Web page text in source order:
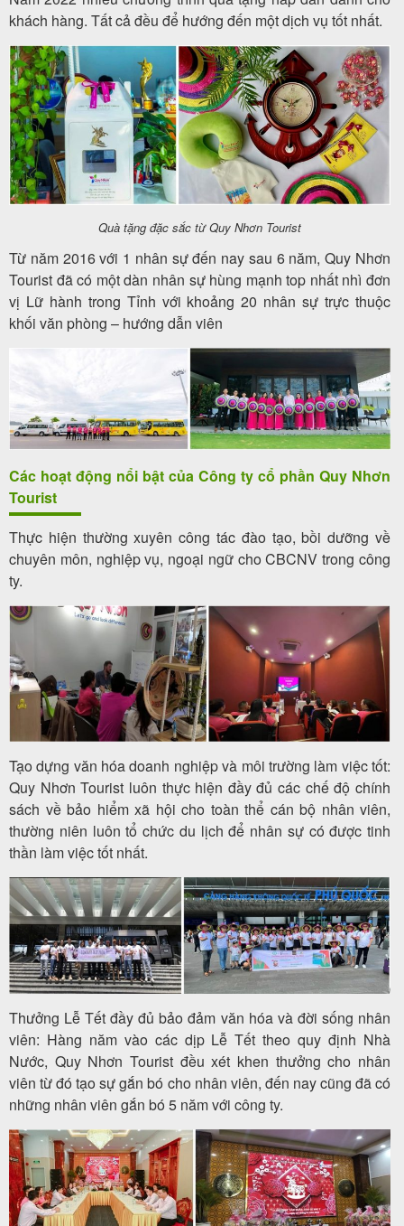
khách hàng. Tất cả đều để hướng đến một dịch vụ tốt nhất.
Quà tặng đặc sắc từ Quy Nhơn Tourist
Từ năm 2016 với 1 nhân sự đến nay sau 6 năm, Quy Nhơn
Tourist đã có một dàn nhân sự hùng mạnh top nhất nhì đơn
vị Lữ hành trong Tỉnh với khoảng 20 nhân sự trực thuộc
khối văn phòng – hướng dẫn viên
Các hoạt động nổi bật của Công ty cổ phần Quy Nhơn
Tourist
Thực hiện thường xuyên công tác đào tạo, bồi dưỡng về
chuyên môn, nghiệp vụ, ngoại ngữ cho CBCNV trong công
ty.
Tạo dựng văn hóa doanh nghiệp và môi trường làm việc tốt:
Quy Nhơn Tourist luôn thực hiện đầy đủ các chế độ chính
sách về bảo hiểm xã hội cho toàn thể cán bộ nhân viên,
thường niên luôn tổ chức du lịch để nhân sự có được tinh
thần làm việc tốt nhất.
Thưởng Lễ Tết đầy đủ bảo đảm văn hóa và đời sống nhân
viên: Hàng năm vào các dịp Lễ Tết theo quy định Nhà
Nước, Quy Nhơn Tourist đều xét khen thưởng cho nhân
viên từ đó tạo sự gắn bó cho nhân viên, đến nay cũng đã có
những nhân viên gắn bó 5 năm với công ty.